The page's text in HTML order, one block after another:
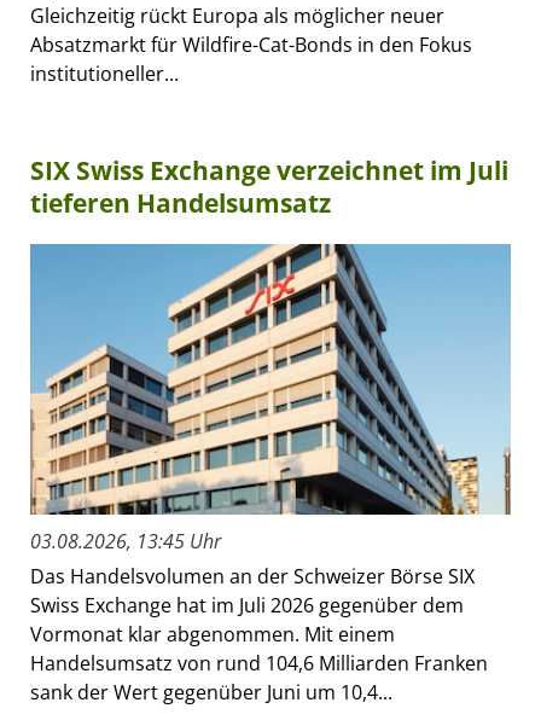
Gleichzeitig rückt Europa als möglicher neuer
Absatzmarkt für Wildfire-Cat-Bonds in den Fokus
institutioneller...
SIX Swiss Exchange verzeichnet im Juli
tieferen Handelsumsatz
03.08.2026, 13:45 Uhr
Das Handelsvolumen an der Schweizer Börse SIX
Swiss Exchange hat im Juli 2026 gegenüber dem
Vormonat klar abgenommen. Mit einem
Handelsumsatz von rund 104,6 Milliarden Franken
sank der Wert gegenüber Juni um 10,4...